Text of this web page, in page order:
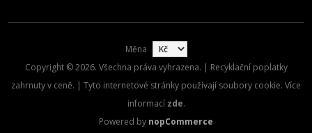
Měna
Copyright © 2026. Všechna práva vyhrazena. | Recyklační poplatky
zahrnuty v ceně. | Tyto internetové stránky používají soubory cookie. Více
informací zde.
Powered by nopCommerce